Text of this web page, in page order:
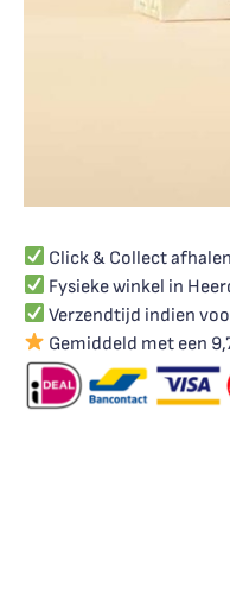
Click & Collect
Fysieke winkel in
Verzendtijd indien
Gemiddeld met een